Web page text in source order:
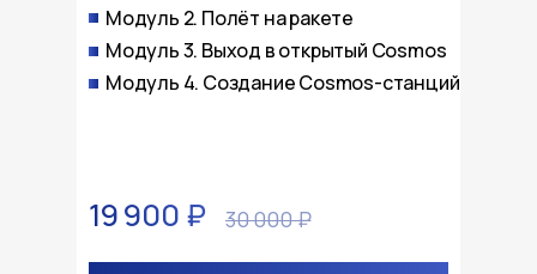
Модуль 2. Полёт на ракете
Модуль 3. Выход в открытый Cosmos
Модуль 4. Создание Cosmos-станций
19 900 ₽ 30 000 ₽